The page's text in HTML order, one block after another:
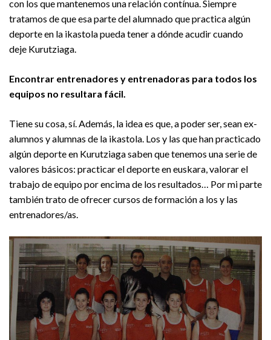
con los que mantenemos una relación contínua. Siempre
tratamos de que esa parte del alumnado que practica algún
deporte en la ikastola pueda tener a dónde acudir cuando
deje Kurutziaga.
Encontrar entrenadores y entrenadoras para todos los
equipos no resultara fácil.
Tiene su cosa, sí. Además, la idea es que, a poder ser, sean ex-
alumnos y alumnas de la ikastola. Los y las que han practicado
algún deporte en Kurutziaga saben que tenemos una serie de
valores básicos: practicar el deporte en euskara, valorar el
trabajo de equipo por encima de los resultados… Por mi parte
también trato de ofrecer cursos de formación a los y las
entrenadores/as.